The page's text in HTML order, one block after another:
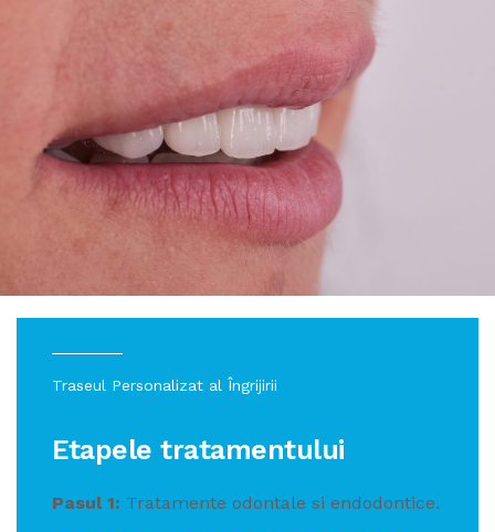
PROTETICĂ DENTARĂ
STOMATOLOGIE GENERALĂ
PARODONTOLOGIE
APARAT DENTAR TIMIȘOARA
TARIFE
Traseul Personalizat al Îngrijirii
Etapele tratamentului
Pasul 1: Tratamente odontale si endodontice.